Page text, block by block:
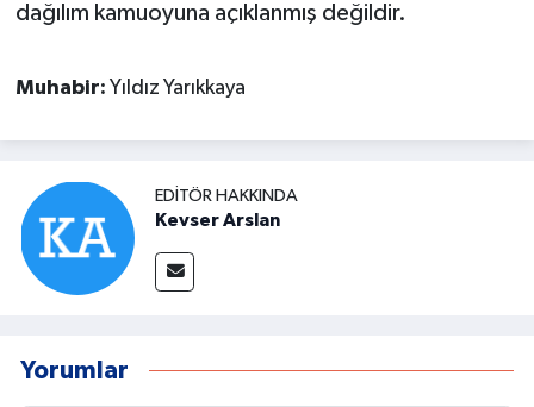
dağılım kamuoyuna açıklanmış değildir.
Muhabir: Yıldız Yarıkkaya
EDITÖR HAKKINDA
Kevser Arslan
Yorumlar